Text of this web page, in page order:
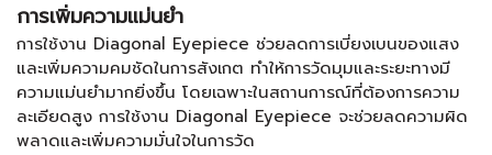
การเพิ่มความแม่นยำ
การใช้งาน Diagonal Eyepiece ช่วยลดการเบี่ยงเบนของแสง
และเพิ่มความคมชัดในการสังเกต ทำให้การวัดมุมและระยะทางมี
ความแม่นยำมากยิ่งขึ้น โดยเฉพาะในสถานการณ์ที่ต้องการความ
ละเอียดสูง การใช้งาน Diagonal Eyepiece จะช่วยลดความผิด
พลาดและเพิ่มความมั่นใจในการวัด